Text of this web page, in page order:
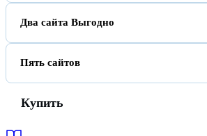
Два сайта Выгодно
Пять сайтов
Купить